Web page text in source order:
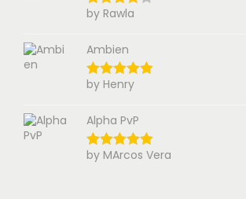
by Rawla
Ambien
by Henry
Alpha PvP
by MArcos Vera